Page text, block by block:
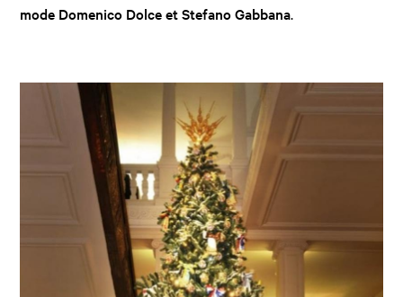
mode Domenico Dolce et Stefano Gabbana.